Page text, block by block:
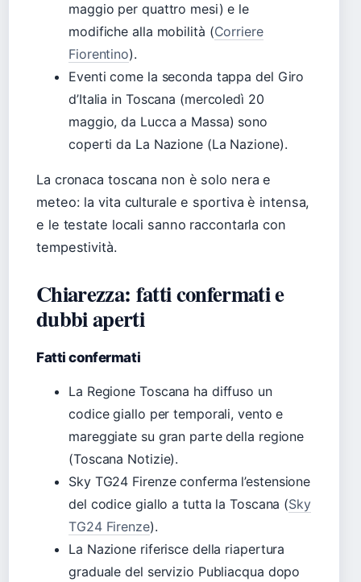
maggio per quattro mesi) e le
modifiche alla mobilità (Corriere
Fiorentino).
Eventi come la seconda tappa del Giro
d’Italia in Toscana (mercoledì 20
maggio, da Lucca a Massa) sono
coperti da La Nazione (La Nazione).
La cronaca toscana non è solo nera e
meteo: la vita culturale e sportiva è intensa,
e le testate locali sanno raccontarla con
tempestività.
Chiarezza: fatti confermati e
dubbi aperti
Fatti confermati
La Regione Toscana ha diffuso un
codice giallo per temporali, vento e
mareggiate su gran parte della regione
(Toscana Notizie).
Sky TG24 Firenze conferma l’estensione
del codice giallo a tutta la Toscana (Sky
TG24 Firenze).
La Nazione riferisce della riapertura
graduale del servizio Publiacqua dopo